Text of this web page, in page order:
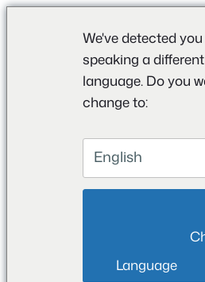
We've detected
speaking a different
language. Do you
change to:
English